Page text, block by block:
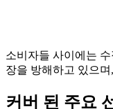
소비자들 사이에는
장을 방해하고 있으
커버 된 주요